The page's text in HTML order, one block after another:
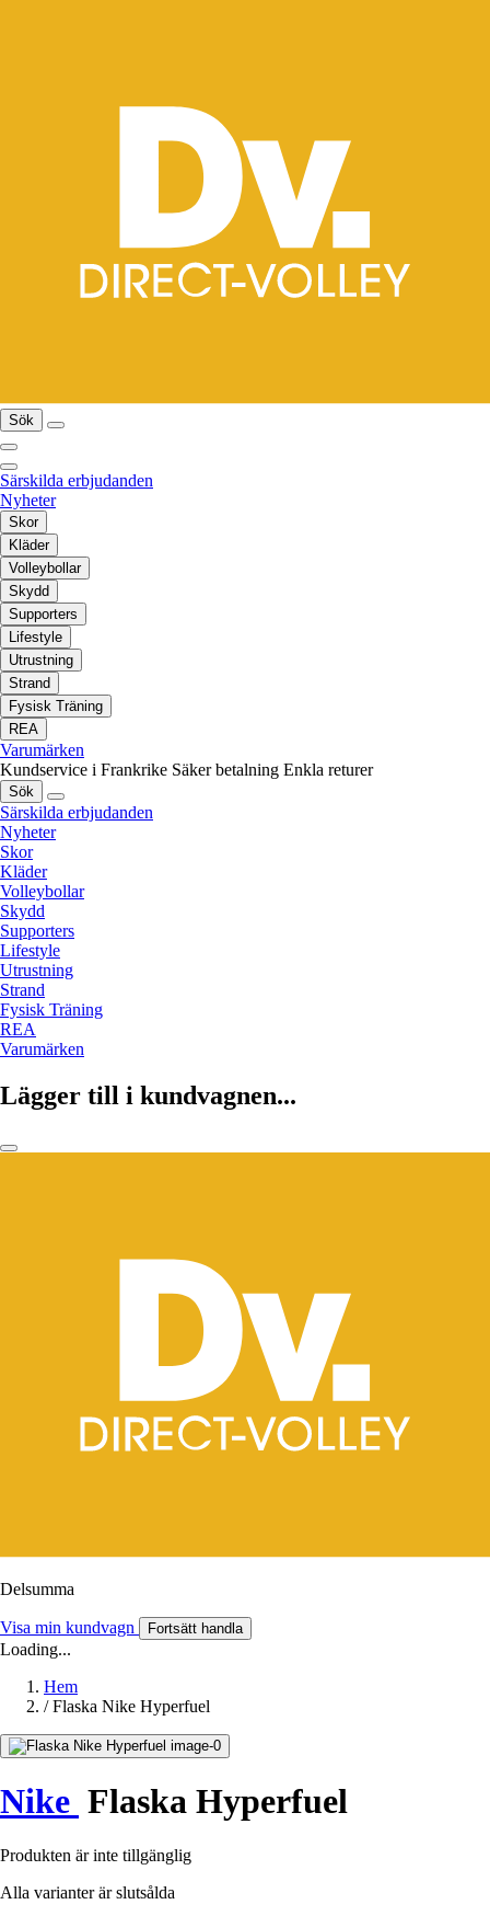
Sök
Särskilda erbjudanden
Nyheter
Skor
Kläder
Volleybollar
Skydd
Supporters
Lifestyle
Utrustning
Strand
Fysisk Träning
REA
Varumärken
Kundservice i Frankrike Säker betalning Enkla returer
Sök
Särskilda erbjudanden
Nyheter
Skor
Kläder
Volleybollar
Skydd
Supporters
Lifestyle
Utrustning
Strand
Fysisk Träning
REA
Varumärken
Lägger till i kundvagnen...
Delsumma
Visa min kundvagn Fortsätt handla
Loading...
Hem
/ Flaska Nike Hyperfuel
Nike Flaska Hyperfuel
Produkten är inte tillgänglig
Alla varianter är slutsålda